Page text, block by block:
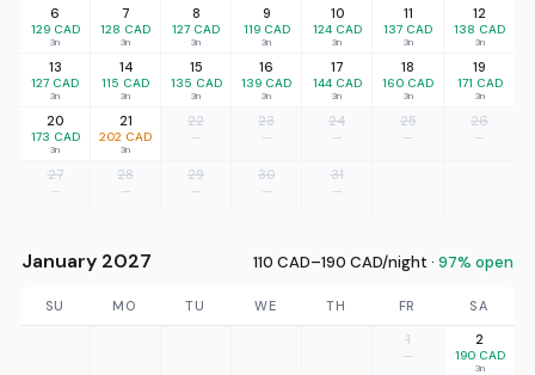
6
129 CAD
3n
7
128 CAD
3n
8
127 CAD
3n
9
119 CAD
3n
10
124 CAD
3n
11
137 CAD
3n
12
138 CAD
3n
13
127 CAD
3n
14
115 CAD
3n
15
135 CAD
3n
16
139 CAD
3n
17
144 CAD
3n
18
160 CAD
3n
19
171 CAD
3n
20
173 CAD
3n
21
202 CAD
3n
22
—
23
—
24
—
25
—
26
—
27
—
28
—
29
—
30
—
31
—
January 2027 110 CAD–190 CAD/night · 97% open
SU MO TU WE TH FR
SA
1
—
2
190 CAD
3n